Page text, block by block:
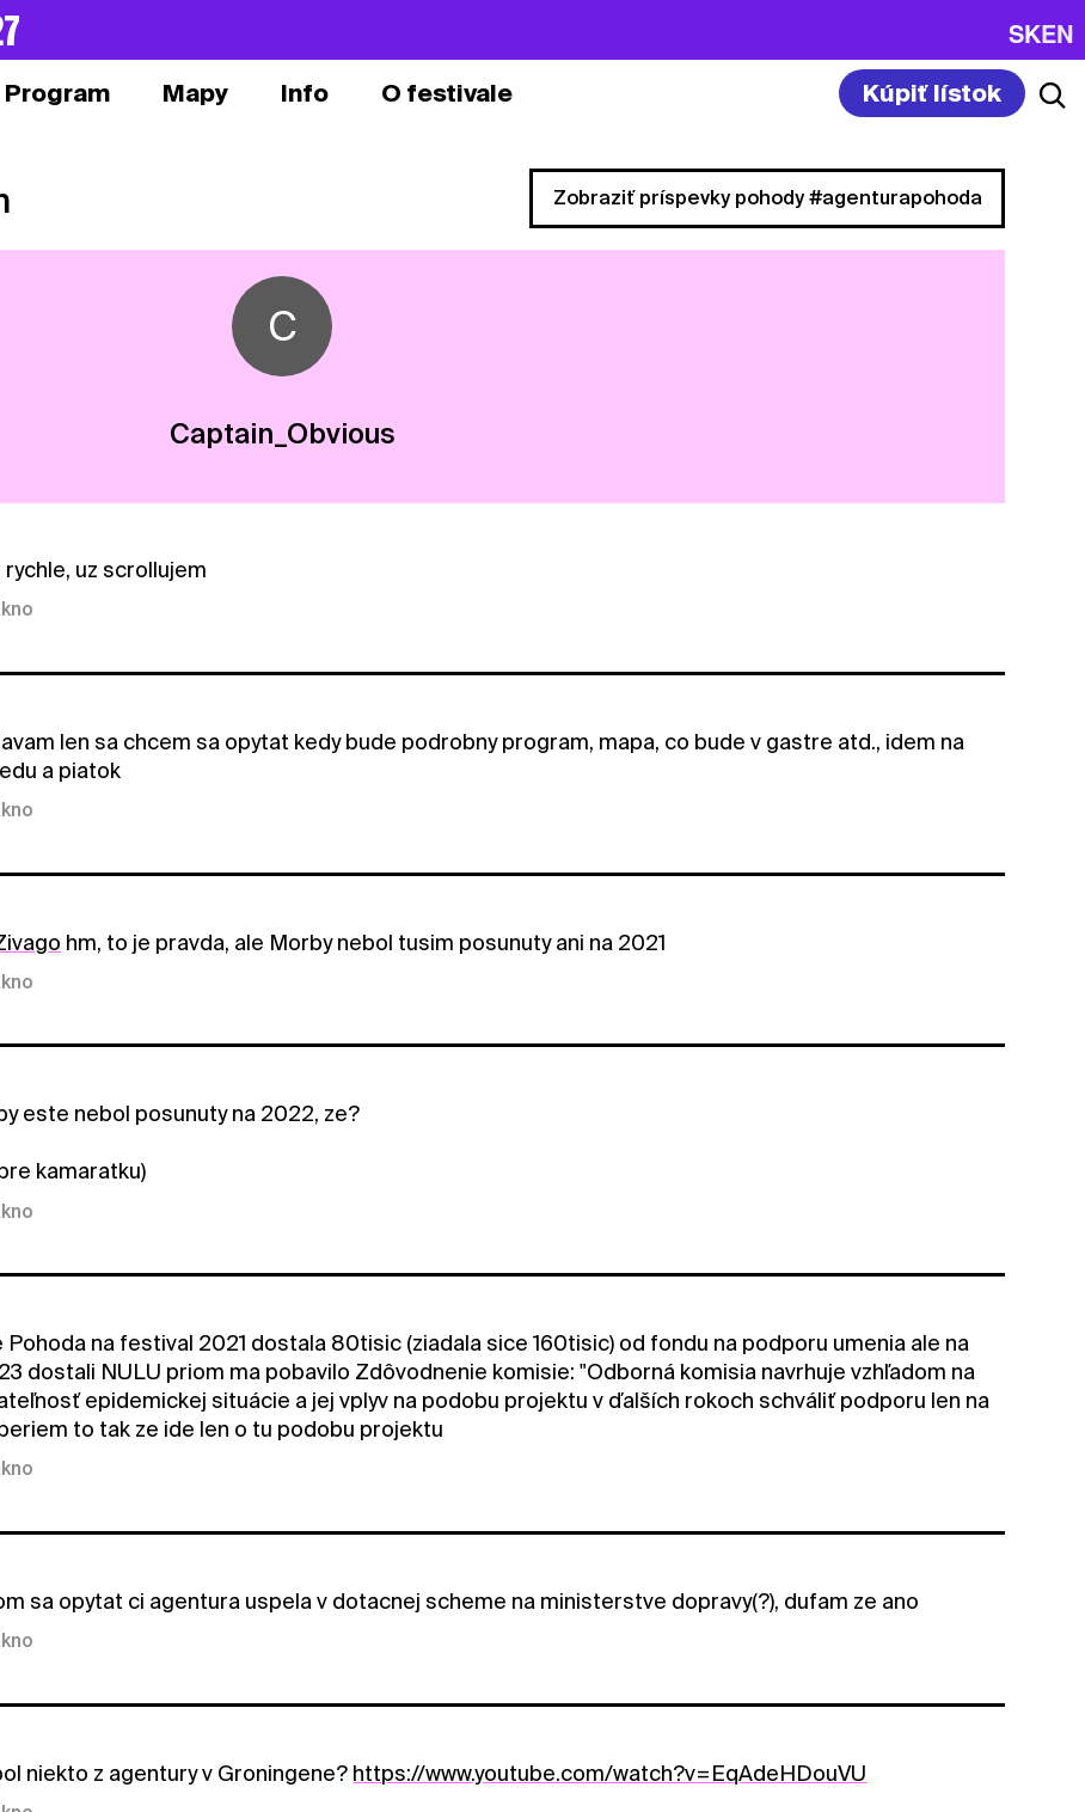
SKEN
Program Mapy Info O festivale Kúpiť lístok
Zobraziť príspevky pohody #agenturapohoda
C
Captain_Obvious
uz scrollujem
len sa chcem sa opytat kedy bude podrobny program, mapa, co bude v gastre atd., idem na
a piatok
hm, to je pravda, ale Morby nebol tusim posunuty ani na 2021
este nebol posunuty na 2022, ze?
kamaratku)
Pohoda na festival 2021 dostala 80tisic (ziadala sice 160tisic) od fondu na podporu umenia ale na
dostali NULU priom ma pobavilo Zdôvodnenie komisie: "Odborná komisia navrhuje vzhľadom na
epidemickej situácie a jej vplyv na podobu projektu v ďalších rokoch schváliť podporu len na
to tak ze ide len o tu podobu projektu
sa opytat ci agentura uspela v dotacnej scheme na ministerstve dopravy(?), dufam ze ano
niekto z agentury v Groningene? https://www.youtube.com/watch?v=EqAdeHDouVU